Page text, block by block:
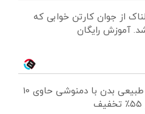
از جوان کارتن خوابی که
شد. آموزش رایگان
سم‌زدایی طبیعی بدن با دمنوشی حاوی 10